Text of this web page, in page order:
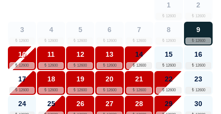
1 2
3 4 5 6 7 8 9
10 11 12 13 14 15 16
17 18 19 20 21 22 23
24 25 26 27 28 29 30